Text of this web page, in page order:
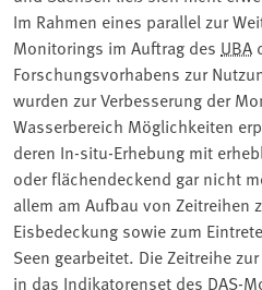
Im Rahmen eines parallel zur
Monitorings im Auftrag des UBA
Forschungsvorhabens zur
wurden zur Verbesserung der
Wasserbereich Möglichkeiten
deren In-situ-Erhebung mit
oder flächendeckend gar nicht
allem am Aufbau von Zeitreihen
Eisbedeckung sowie zum
Seen gearbeitet. Die Zeitreihe
in das Indikatorenset des DAS-